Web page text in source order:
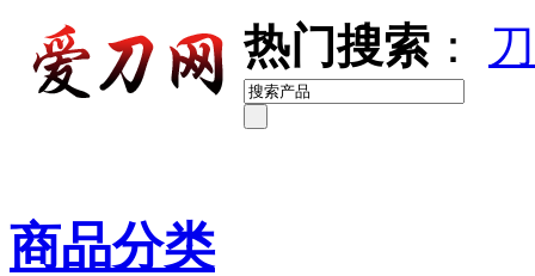
热门搜索 ：
商品分类